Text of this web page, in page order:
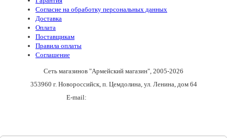
Согласие на обработку персональных данных
Доставка
Оплата
Поставщикам
Правила оплаты
Соглашение
Сеть магазинов "Армейский магазин", 2005-2026
353960 г. Новороссийск, п. Цемдолина, ул. Ленина, дом 64
E-mail: